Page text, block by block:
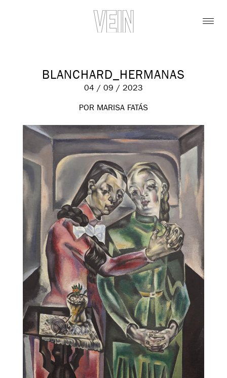
BLANCHARD_HERMANAS
04 / 09 / 2023
POR MARISA FATÁS